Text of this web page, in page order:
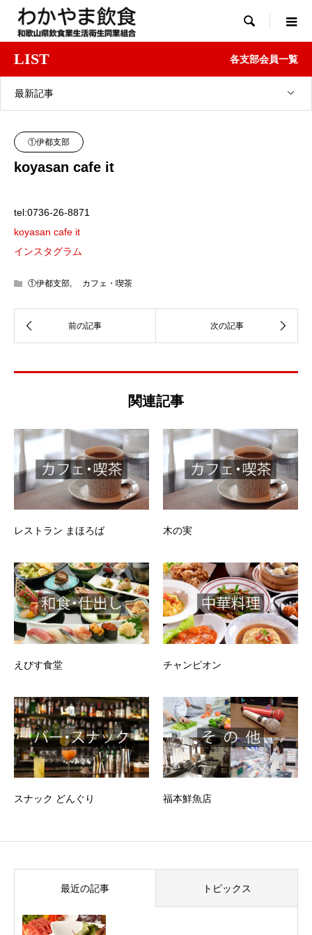

LIST 各支部会員一覧
最新記事
①伊都支部
koyasan cafe it
tel:0736-26-8871
koyasan cafe it
インスタグラム
①伊都支部, カフェ・喫茶
関連記事
レストラン まほろば 木の実
えびす食堂 チャンピオン
スナック どんぐり 福本鮮魚店
最近の記事 トピックス